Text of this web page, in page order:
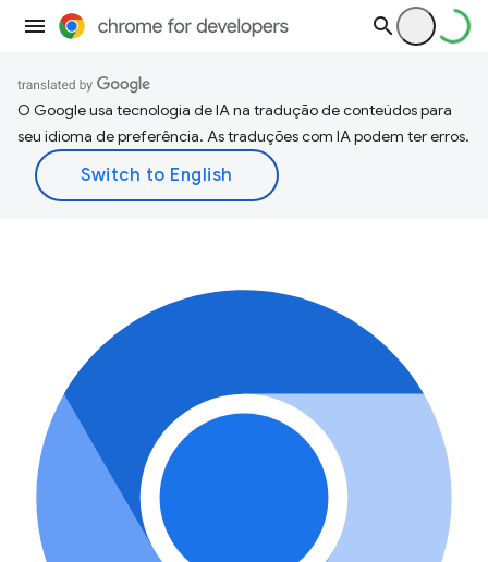
O Google usa tecnologia de IA na tradução de conteúdos para
seu idioma de preferência. As traduções com IA podem ter erros.